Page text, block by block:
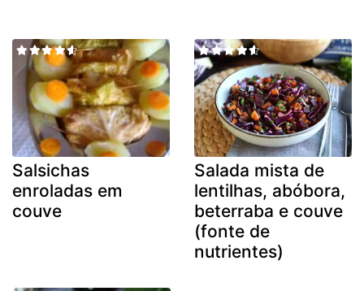
Salsichas
enroladas em
couve
Salada mista de
lentilhas, abóbora,
beterraba e couve
(fonte de
nutrientes)